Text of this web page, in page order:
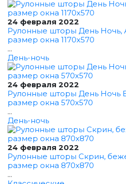
24 февраля 2022
Рулонные шторы День Ночь,
размер окна 1170x570
...
День-ночь
24 февраля 2022
Рулонные шторы День Ночь
размер окна 570x570
...
День-ночь
24 февраля 2022
Рулонные шторы Скрин,
размер окна 870x870
...